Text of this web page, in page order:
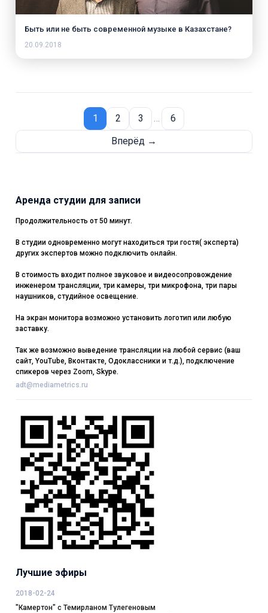
Быть или не быть современной музыке в Казахстане?
20.09.2018
1 2 3 …
6
Вперёд →
Аренда студии для записи
Продолжительность от 50 минут.
В студии одновременно могут находиться три гостя( эксперта)
других экспертов можно подключить онлайн.
В стоимость входит полное звуковое и видеосопровождение
инженером трансляции, три камеры, три микрофона, три пары
наушников, студийное освещение.
На экран монитора возможно установить логотип или любую
заставку.
Так же возможно выведение трансляции на любой сервис (ваш
сайт, YouTube, Вконтакте, Одоклассники и т.д.), подключение
спикеров через Zoom, Skype.
adt@mediametrics.ru
Лучшие эфиры
2018-02-24
"Камертон" с Темирланом Тулегеновым